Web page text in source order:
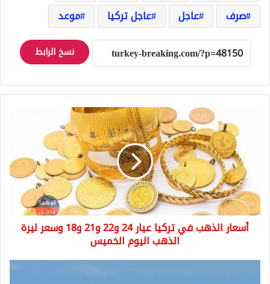
صرف
عاجل عاجل تركيا موعد
نسخ الرابط
و22
و21
و18
وسعر
اليوم
أسعار الذهب في تركيا عيار 24 و22 و21 و18 وسعر ليرة
الذهب اليوم الخميس